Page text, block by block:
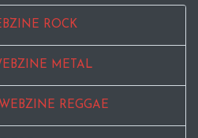
ROCK
METAL
REGGAE